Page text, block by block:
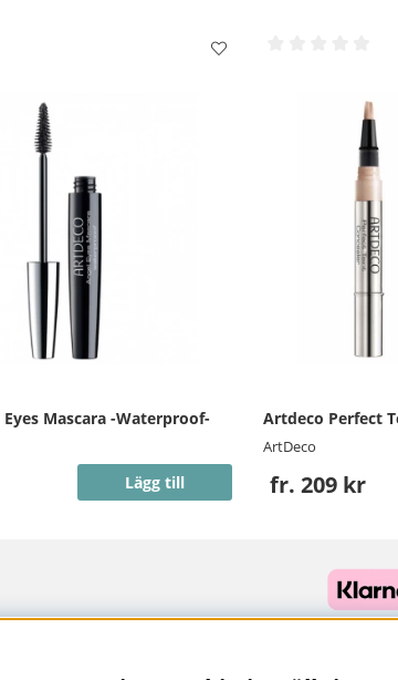
Mascara -Waterproof-
Lägg till
Artdeco Perfect
ArtDeco
fr. 209 kr